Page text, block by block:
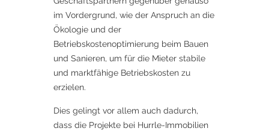
im Vordergrund, wie der Anspruch an die
Ökologie und der
Betriebskostenoptimierung beim Bauen
und Sanieren, um für die Mieter stabile
und marktfähige Betriebskosten zu
erzielen.
Dies gelingt vor allem auch dadurch,
dass die Projekte bei Hurrle-Immobilien